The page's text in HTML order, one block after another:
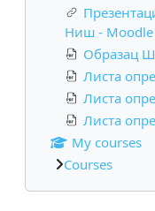
Ниш - Moodle
Образац
Листа
Листа
Листа
My courses
Courses